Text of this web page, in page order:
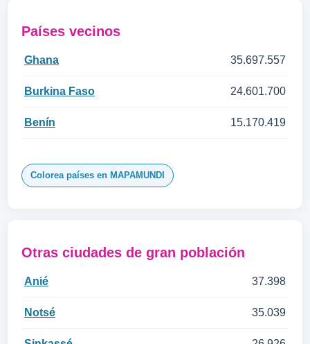
Países vecinos
Ghana 35.697.557
Burkina Faso 24.601.700
Benín 15.170.419
Colorea países en MAPAMUNDI
Otras ciudades de gran población
Anié 37.398
Notsé 35.039